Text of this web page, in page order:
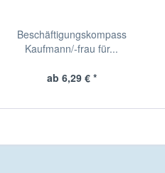
Beschäftigungskompass
Kaufmann/-frau für...
ab 6,29 € *